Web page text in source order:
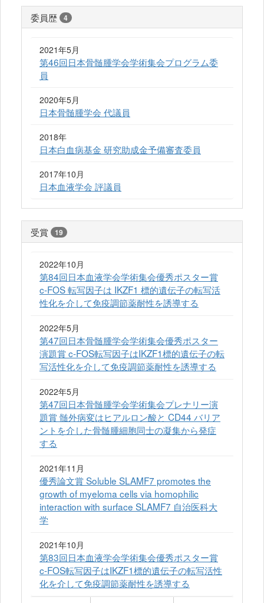
委員歴 4
2021年5月
第46回日本骨髄腫学会学術集会プログラム委
員
2020年5月
日本骨髄腫学会 代議員
2018年
日本白血病基金 研究助成金予備審査委員
2017年10月
日本血液学会 評議員
受賞 19
2022年10月
第84回日本血液学会学術集会優秀ポスター賞
c-FOS 転写因子は IKZF1 標的遺伝子の転写活
性化を介して免疫調節薬耐性を誘導する
2022年5月
第47回日本骨髄腫学会学術集会優秀ポスター
演題賞 c-FOS転写因子はIKZF1標的遺伝子の転
写活性化を介して免疫調節薬耐性を誘導する
2022年5月
第47回日本骨髄腫学会学術集会プレナリー演
題賞 髄外病変はヒアルロン酸と CD44 バリア
ントを介した骨髄腫細胞同士の凝集から発症
する
2021年11月
優秀論文賞 Soluble SLAMF7 promotes the
growth of myeloma cells via homophilic
interaction with surface SLAMF7 自治医科大
学
2021年10月
第83回日本血液学会学術集会優秀ポスター賞
c-FOS転写因子はIKZF1標的遺伝子の転写活性
化を介して免疫調節薬耐性を誘導する